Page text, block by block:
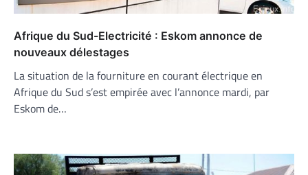
Afrique du Sud-Electricité : Eskom annonce de
nouveaux délestages
La situation de la fourniture en courant électrique en
Afrique du Sud s’est empirée avec l’annonce mardi, par
Eskom de…